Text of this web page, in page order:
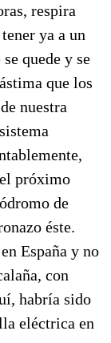
respira
ya a un
quede y se
que los
nuestra
próximo
de
éste.
España y no
con
habría sido
eléctrica en